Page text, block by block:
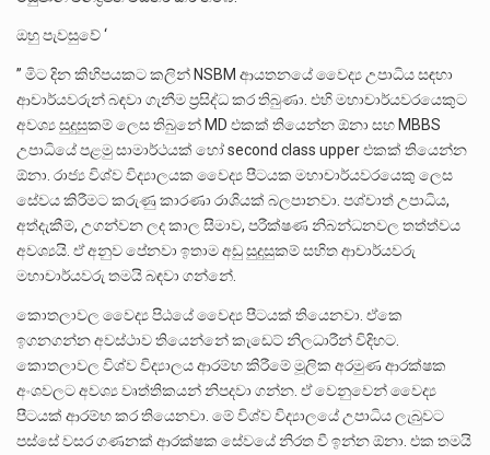
ඔහු පැවසුවේ ‘
” මිට දින කිහිපයකට කලින් NSBM ආයතනයේ වෛද්‍ය උපාධිය සඳහා
ආචාර්යවරුන් බඳවා ගැනීම ප්‍රසිද්ධ කර තිබුණා. එහි මහාචාර්යවරයෙකුට
අවශ්‍ය සුදුසුකම් ලෙස තිබුනේ MD එකක් තියෙන්න ඕනා සහ MBBS
උපාධියේ පළමු සාමාර්ථයක් හෝ second class upper එකක් තියෙන්න
ඕනා. රාජ්‍ය විශ්ව විද්‍යාලයක වෛද්‍ය පීටයක මහාචාර්යවරයෙකු ලෙස
සේවය කිරීමට කරුණු කාරණා රාශියක් බලපානවා. පශ්චාත් උපාධිය,
අත්දැකීම්, උගන්වන ලද කාල සීමාව, පරීක්ෂණ නිබන්ධනවල තත්ත්වය
අවශ්‍යයි. ඒ අනුව පේනවා ඉතාම අඩු සුදුසුකම් සහිත ආචාර්යවරු
මහාචාර්යවරු තමයි බඳවා ගන්නේ.
කොතලාවල වෛද්‍ය පිඨයේ වෛද්‍ය පීටයක් තියෙනවා. ඒකෙ
ඉගනගන්න අවස්ථාව තියෙන්නේ කැඩෙට් නිලධාරීන් විදිහට.
කොතලාවල විශ්ව විද්‍යාලය ආරම්භ කිරීමේ මූලික අරමුණ ආරක්ෂක
අංශවලට අවශ්‍ය වෘත්තිකයන් නිපදවා ගන්න. ඒ වෙනුවෙන් වෛද්‍ය
පීටයක් ආරම්භ කර තියෙනවා. මේ විශ්ව විද්‍යාලයේ උපාධිය ලැබුවට
පස්සේ වසර ගණනක් ආරක්ෂක සේවයේ නිරත වී ඉන්න ඕනා. එක තමයි